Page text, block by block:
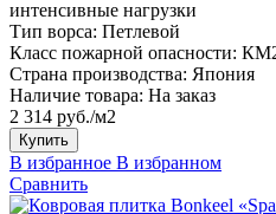
интенсивные нагрузки
Тип ворса: Петлевой
Класс пожарной опасности:
Страна производства: Япония
Наличие товара: На заказ
2 314 руб./м2
Купить
В избранное В избранном
Сравнить